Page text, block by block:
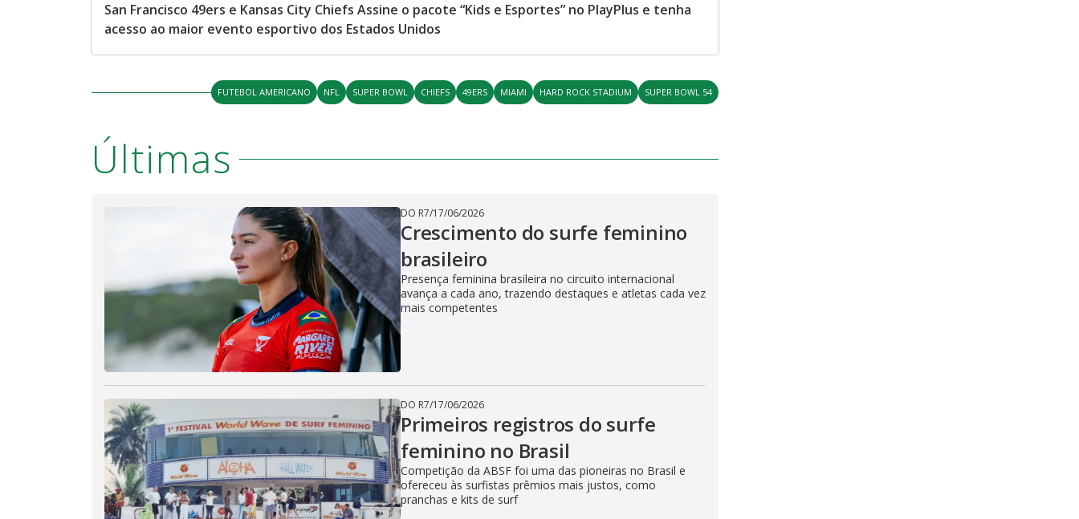
San Francisco 49ers e Kansas City Chiefs Assine o pacote “Kids e Esportes” no PlayPlus e tenha
acesso ao maior evento esportivo dos Estados Unidos
FUTEBOL AMERICANO NFL SUPER BOWL CHIEFS 49ERS MIAMI HARD ROCK STADIUM SUPER BOWL 54
Últimas
DO R7/17/06/2026
Crescimento do surfe feminino
brasileiro
Presença feminina brasileira no circuito internacional
avança a cada ano, trazendo destaques e atletas cada vez
mais competentes
DO R7/17/06/2026
Primeiros registros do surfe
feminino no Brasil
Competição da ABSF foi uma das pioneiras no Brasil e
ofereceu às surfistas prêmios mais justos, como
pranchas e kits de surf